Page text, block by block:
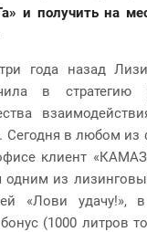
и получить на
года назад
в стратегию
Сегодня в любом из
клиент
одним из
«Лови удачу!»,
(1000 литров